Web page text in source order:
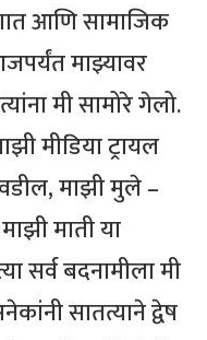
आणि सामाजिक
माझ्यावर
मी सामोरे गेलो.
मीडिया ट्रायल
माझी मुले –
माती या
सर्व बदनामीला मी
सातत्याने द्वेष